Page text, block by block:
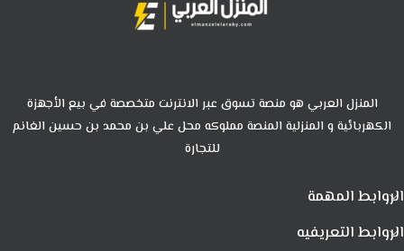
المنزل العربي هو منصة تسوق عبر الانترنت متخصصة في بيع الأجهزة
الكهربائية و المنزلية المنصة مملوكه محل علي بن محمد بن حسين الغانم
للتجارة
الروابط المهمة
الروابط التعريفيه